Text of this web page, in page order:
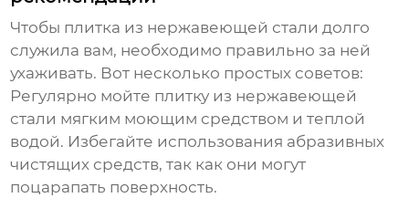
Чтобы плитка из нержавеющей стали долго
служила вам, необходимо правильно за ней
ухаживать. Вот несколько простых советов:
Регулярно мойте плитку из нержавеющей
стали мягким моющим средством и теплой
водой. Избегайте использования абразивных
чистящих средств, так как они могут
поцарапать поверхность.